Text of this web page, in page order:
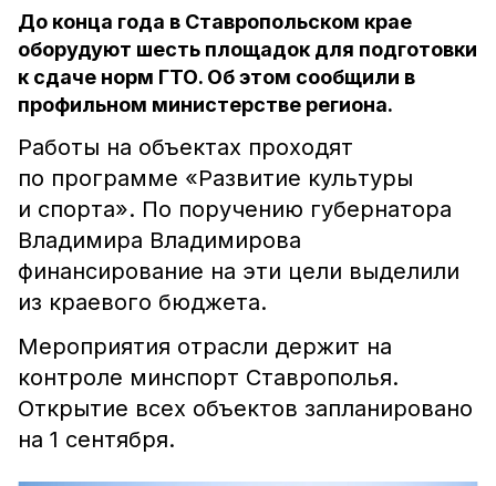
До конца года в Ставропольском крае
оборудуют шесть площадок для подготовки
к сдаче норм ГТО. Об этом сообщили в
профильном министерстве региона.
Работы на объектах проходят
по программе «Развитие культуры
и спорта». По поручению губернатора
Владимира Владимирова
финансирование на эти цели выделили
из краевого бюджета.
Мероприятия отрасли держит на
контроле минспорт Ставрополья.
Открытие всех объектов запланировано
на 1 сентября.